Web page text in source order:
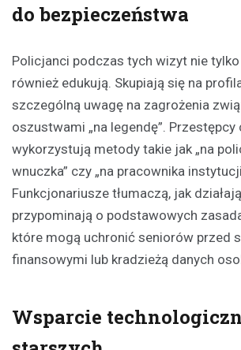
do bezpieczeństwa
Policjanci podczas tych wizyt nie tylko
również edukują. Skupiają się na
szczególną uwagę na zagrożenia
oszustwami „na legendę”. Przestępcy
wykorzystują metody takie jak „na
wnuczka” czy „na pracownika
Funkcjonariusze tłumaczą, jak
przypominają o podstawowych
które mogą uchronić seniorów przed
finansowymi lub kradzieżą danych
Wsparcie